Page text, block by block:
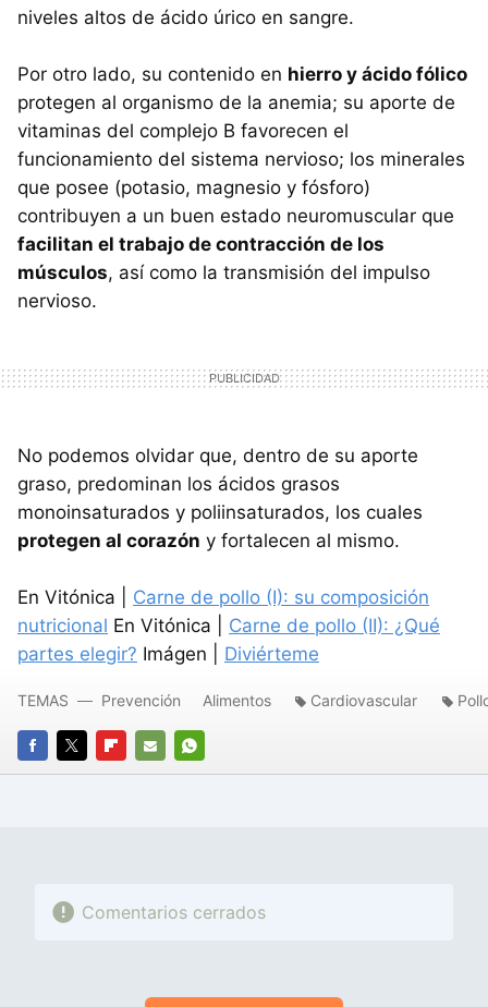
niveles altos de ácido úrico en sangre.
Por otro lado, su contenido en hierro y ácido fólico
protegen al organismo de la anemia; su aporte de
vitaminas del complejo B favorecen el
funcionamiento del sistema nervioso; los minerales
que posee (potasio, magnesio y fósforo)
contribuyen a un buen estado neuromuscular que
facilitan el trabajo de contracción de los
músculos, así como la transmisión del impulso
nervioso.
No podemos olvidar que, dentro de su aporte
graso, predominan los ácidos grasos
monoinsaturados y poliinsaturados, los cuales
protegen al corazón y fortalecen al mismo.
En Vitónica | Carne de pollo (I): su composición
nutricional En Vitónica | Carne de pollo (II): ¿Qué
partes elegir? Imágen | Diviérteme
FACEBOOK
TWITTERFLIPBOARD
E-
WHATSAPP
TEMAS Prevención Alimentos Cardiovascular
Comentarios cerrados